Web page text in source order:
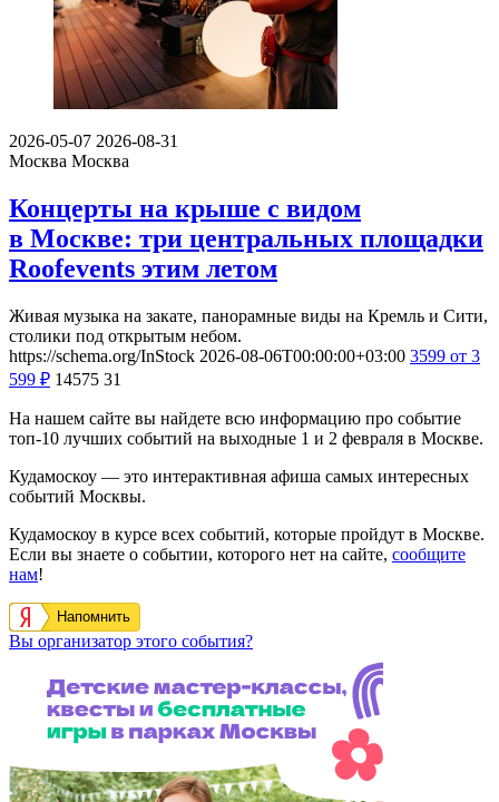
2026-05-07 2026-08-31
Москва Москва
Концерты на крыше с видом
в Москве: три центральных площадки
Roofevents этим летом
Живая музыка на закате, панорамные виды на Кремль и Сити,
столики под открытым небом.
https://schema.org/InStock 2026-08-06T00:00:00+03:00 3599 от 3
599 ₽ 14575 31
На нашем сайте вы найдете всю информацию про событие
топ-10 лучших событий на выходные 1 и 2 февраля в Москве.
Кудамоскоу — это интерактивная афиша самых интересных
событий Москвы.
Кудамоскоу в курсе всех событий, которые пройдут в Москве.
Если вы знаете о событии, которого нет на сайте, сообщите
нам!
Напомнить
Вы организатор этого события?